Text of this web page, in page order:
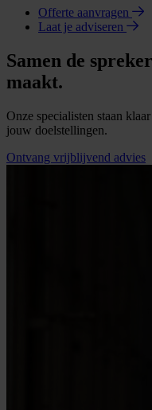
Offerte aanvragen
Laat je adviseren
Samen de
maakt.
Onze specialisten staan
jouw doelstellingen.
Ontvang vrijblijvend advies